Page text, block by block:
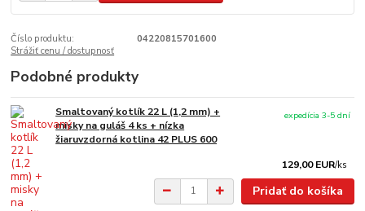
Číslo produktu:
04220815701600
Strážiť cenu / dostupnosť
Podobné produkty
Smaltovaný kotlík 22 L (1,2 mm) +
misky na guláš 4 ks + nízka
žiaruvzdorná kotlina 42 PLUS 600
129,00 EUR/ks
expedícia 3-5 dní
Pridať do košíka